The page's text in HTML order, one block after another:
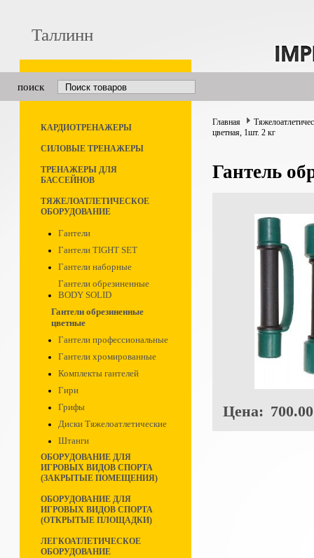
Таллинн
поиск
КАРДИОТРЕНАЖЕРЫ
СИЛОВЫЕ ТРЕНАЖЕРЫ
ТРЕНАЖЕРЫ ДЛЯ
БАССЕЙНОВ
ТЯЖЕЛОАТЛЕТИЧЕСКОЕ
ОБОРУДОВАНИЕ
Гантели
Гантели TIGHT SET
Гантели наборные
Гантели обрезиненные
BODY SOLID
Гантели обрезиненные
цветные
Гантели профессиональные
Гантели хромированные
Комплекты гантелей
Гири
Грифы
Диски Тяжелоатлетические
Штанги
ОБОРУДОВАНИЕ ДЛЯ
ИГРОВЫХ ВИДОВ СПОРТА
(ЗАКРЫТЫЕ ПОМЕЩЕНИЯ)
ОБОРУДОВАНИЕ ДЛЯ
ИГРОВЫХ ВИДОВ СПОРТА
(ОТКРЫТЫЕ ПЛОЩАДКИ)
ЛЕГКОАТЛЕТИЧЕСКОЕ
ОБОРУДОВАНИЕ
Главная
цветная, 1шт. 2 кг
Гантель
Цена: